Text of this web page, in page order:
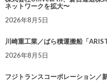
ネットワークを拡大〜
2026年8月5日
川崎重工業／ばら積運搬船「
2026年8月5日
フジトランスコーポレーション／